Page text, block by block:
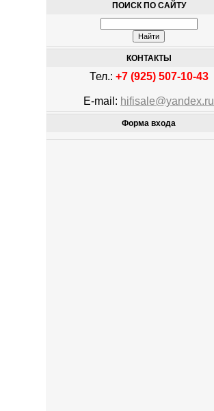
ПОИСК ПО САЙТУ
КОНТАКТЫ
Тел.: +7 (925) 507-10-43
E-mail: hifisale@yandex.ru
Форма входа